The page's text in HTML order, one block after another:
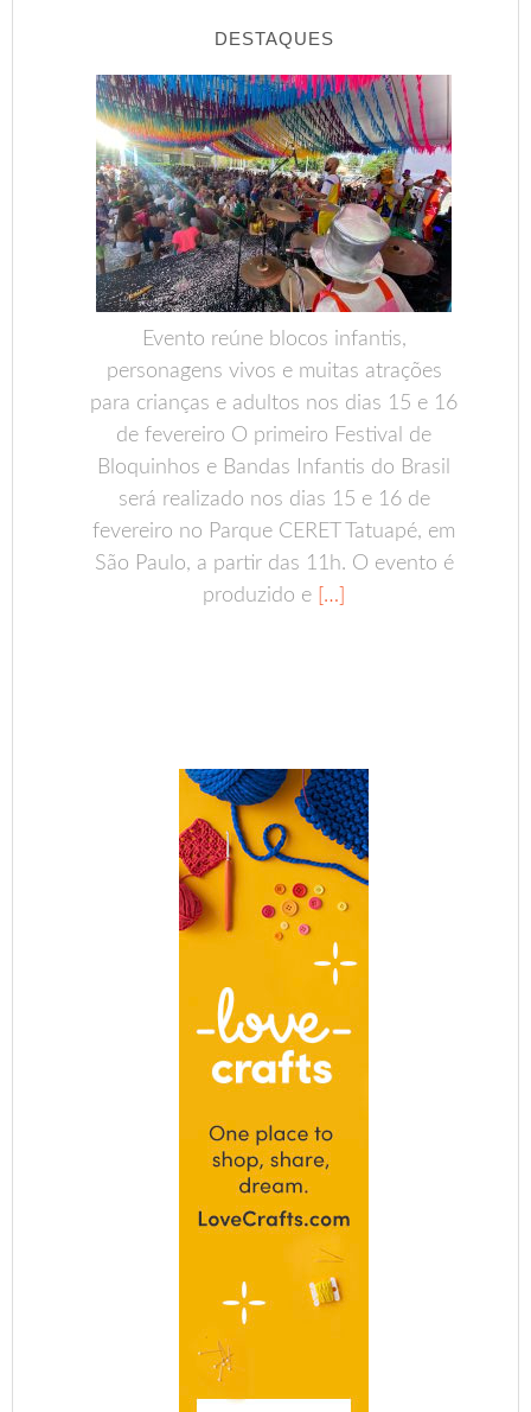
DESTAQUES
Evento reúne blocos infantis,
personagens vivos e muitas atrações
para crianças e adultos nos dias 15 e 16
de fevereiro O primeiro Festival de
Bloquinhos e Bandas Infantis do Brasil
será realizado nos dias 15 e 16 de
fevereiro no Parque CERET Tatuapé, em
São Paulo, a partir das 11h. O evento é
produzido e […]